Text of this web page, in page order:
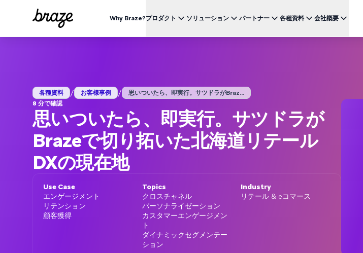
Why Braze?プロダクト
詳細はこちら
価格
BrazeAl™ UPDATES
AIによる自動化、学習、パーソナライズ
Braze データプラットフォーム
データを収集、統合、有効化
クロスチャネル
マルチステップのクロスチャネル
BrazeAI™ Agents
常時稼働のAIエージェントで、よ
ンゲージメントを拡大
レポート＆分析
ソリューション
外食 & ファーストフード
デリバリー & クイックコマース
旅行 & ホスピタリティ
メディア & エンターテイメント
金融サービス
生産性の向上
顧客獲得の向上
解約防止
エンゲージメント向上
パートナー 各種資料
ブログ
動画
ウェビナー ＆ イベ
ユーザーガイド
会社概要
い。
プレスリリース/メディア掲載
Brazeの最新情報をご覧ください。
リーガル（英語）
当社の規約、ポリシー、コンプ
報をご覧ください。
各種資料 / お客様事例 /
思いついたら、即実行。サツドラがBraz...
8 分で確認
思いついたら、即実行。サツドラが
Brazeで切り拓いた北海道リテール
DXの現在地
Use Case
エンゲージメント
リテンション
顧客獲得
Topics
クロスチャネル
パーソナライゼーション
カスタマーエンゲージメン
ト
ダイナミックセグメンテー
ション
Industry
リテール & eコマース